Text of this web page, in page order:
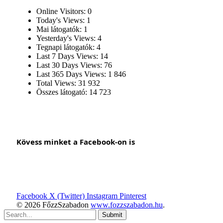
Online Visitors: 0
Today's Views: 1
Mai látogatók: 1
Yesterday's Views: 4
Tegnapi látogatók: 4
Last 7 Days Views: 14
Last 30 Days Views: 76
Last 365 Days Views: 1 846
Total Views: 31 932
Összes látogató: 14 723
Kövess minket a Facebook-on is
Facebook X (Twitter) Instagram Pinterest
© 2026 FőzzSzabadon www.fozzszabadon.hu.
Submit